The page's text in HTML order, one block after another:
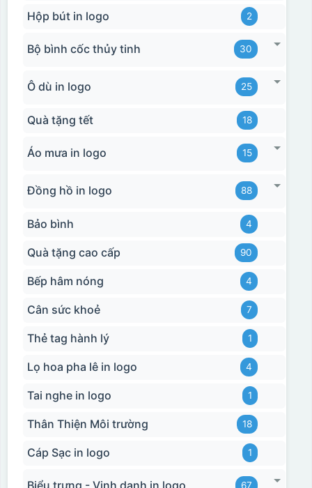
Hộp bút in logo 2
Bộ bình cốc thủy tinh 30
Ô dù in logo 25
Quà tặng tết 18
Áo mưa in logo 15
Đồng hồ in logo 88
Bảo bình 4
Quà tặng cao cấp 90
Bếp hâm nóng 4
Cân sức khoẻ 7
Thẻ tag hành lý 1
Lọ hoa pha lê in logo 4
Tai nghe in logo 1
Thân Thiện Môi trường 18
Cáp Sạc in logo 1
67